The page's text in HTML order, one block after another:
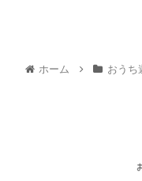
ホーム おうち